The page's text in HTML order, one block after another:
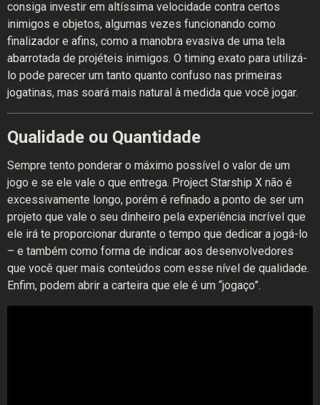
consiga investir em altíssima velocidade contra certos
inimigos e objetos, algumas vezes funcionando como
finalizador e afins, como a manobra evasiva de uma tela
abarrotada de projéteis inimigos. O timing exato para utilizá-
lo pode parecer um tanto quanto confuso nas primeiras
jogatinas, mas soará mais natural à medida que você jogar.
Qualidade ou Quantidade
Sempre tento ponderar o máximo possível o valor de um
jogo e se ele vale o que entrega. Project Starship X não é
excessivamente longo, porém é refinado a ponto de ser um
projeto que vale o seu dinheiro pela experiência incrível que
ele irá te proporcionar durante o tempo que dedicar a jogá-lo
– e também como forma de indicar aos desenvolvedores
que você quer mais conteúdos com esse nível de qualidade.
Enfim, podem abrir a carteira que ele é um “jogaço”.